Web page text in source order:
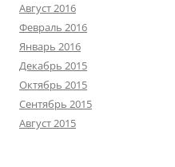
Август 2016
Февраль 2016
Январь 2016
Декабрь 2015
Октябрь 2015
Сентябрь 2015
Август 2015